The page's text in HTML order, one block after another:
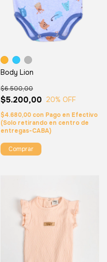
Body Lion
$5.200,00
$6.500,00
20% OFF
$4.680,00 con Pago en Efectivo
(Solo retirando en centro de
entregas-CABA)
Comprar